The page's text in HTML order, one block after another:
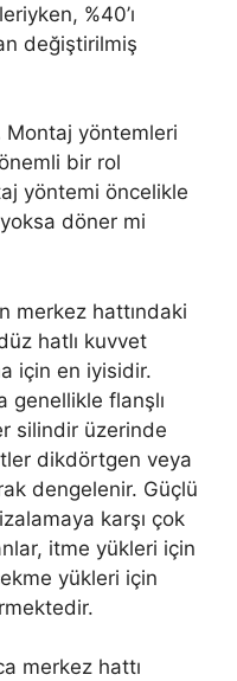
%40’ı
değiştirilmiş
Montaj yöntemleri
bir rol
yöntemi öncelikle
döner mi
merkez hattındaki
hatlı kuvvet
için en iyisidir.
genellikle flanşlı
silindir üzerinde
dikdörtgen veya
dengelenir. Güçlü
karşı çok
itme yükleri için
yükleri için
merkez hattı